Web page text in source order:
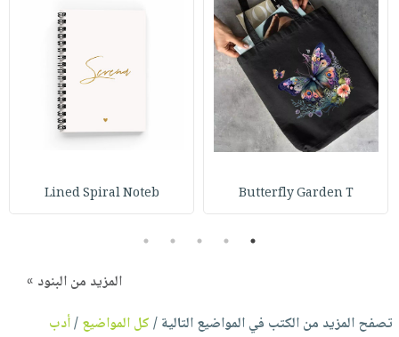
Butterfly Garden T
Lined Spiral Noteb
1
2
3
4
5
المزيد من البنود »
تصفح المزيد من الكتب في المواضيع التالية /كل المواضيع/أدب